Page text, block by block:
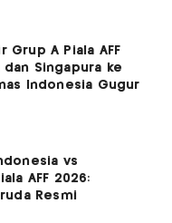
Grup A Piala AFF
Singapura ke
Indonesia Gugur
vs
AFF 2026:
Resmi